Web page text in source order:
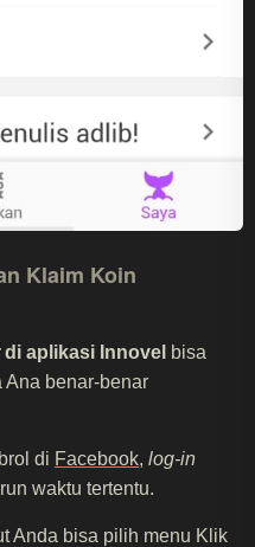
Klaim Koin
di aplikasi Innovel bisa
benar-benar
di Facebook, log-in
waktu tertentu.
Anda bisa pilih menu Klik